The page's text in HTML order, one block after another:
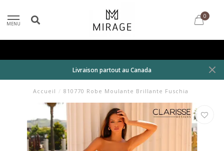
MENU
0
Livraison partout au Canada
Accueil / 810770 Robe Moulante Brillante Fuschia